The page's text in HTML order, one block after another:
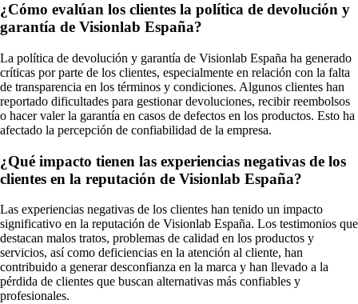
¿Cómo evalúan los clientes la política de devolución y
garantía de Visionlab España?
La política de devolución y garantía de Visionlab España ha generado
críticas por parte de los clientes, especialmente en relación con la falta
de transparencia en los términos y condiciones. Algunos clientes han
reportado dificultades para gestionar devoluciones, recibir reembolsos
o hacer valer la garantía en casos de defectos en los productos. Esto ha
afectado la percepción de confiabilidad de la empresa.
¿Qué impacto tienen las experiencias negativas de los
clientes en la reputación de Visionlab España?
Las experiencias negativas de los clientes han tenido un impacto
significativo en la reputación de Visionlab España. Los testimonios que
destacan malos tratos, problemas de calidad en los productos y
servicios, así como deficiencias en la atención al cliente, han
contribuido a generar desconfianza en la marca y han llevado a la
pérdida de clientes que buscan alternativas más confiables y
profesionales.